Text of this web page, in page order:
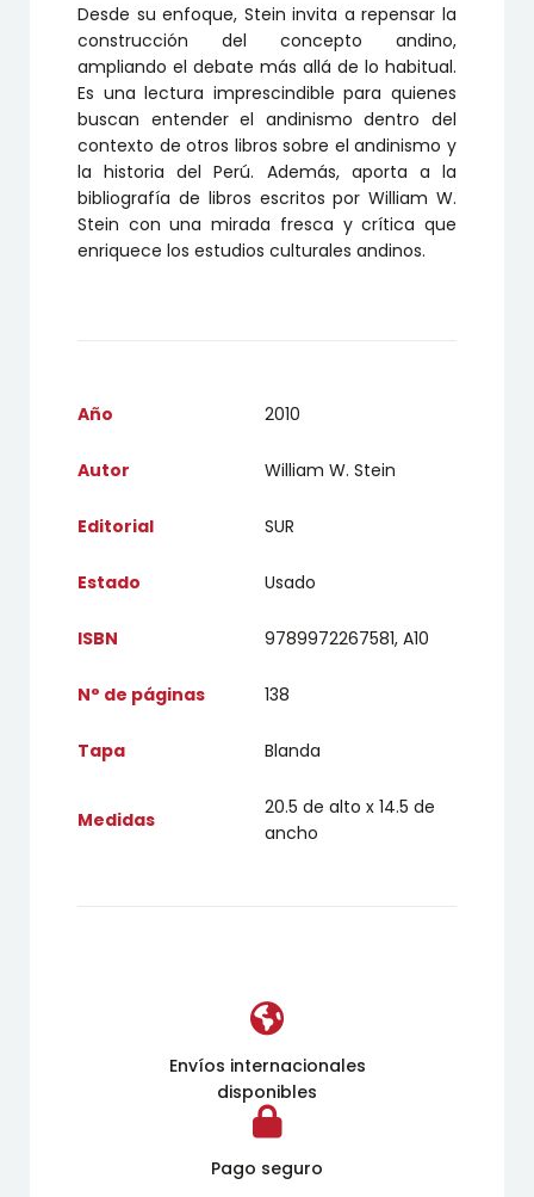
Desde su enfoque, Stein invita a repensar la
construcción del concepto andino,
ampliando el debate más allá de lo habitual.
Es una lectura imprescindible para quienes
buscan entender el andinismo dentro del
contexto de otros libros sobre el andinismo y
la historia del Perú. Además, aporta a la
bibliografía de libros escritos por William W.
Stein con una mirada fresca y crítica que
enriquece los estudios culturales andinos.
Año 2010
Autor William W. Stein
Editorial SUR
Estado Usado
ISBN 9789972267581, A10
N° de páginas 138
Tapa Blanda
Medidas
20.5 de alto x 14.5 de
ancho
Envíos internacionales
disponibles
Pago seguro